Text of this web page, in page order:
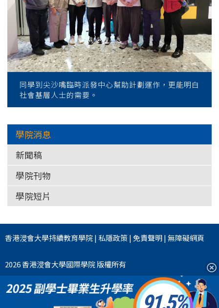
同學到尖沙嘴臨時派發中心幫助計劃運作，更能明白
社會基層人士的需要。
學院消息
新聞稿
學院刊物
學院短片
91.5
香港浸會大學持續教育學院| 私隱政策|免責聲明|無障礙網頁
2026 香港浸會大學國際學院 版權所有